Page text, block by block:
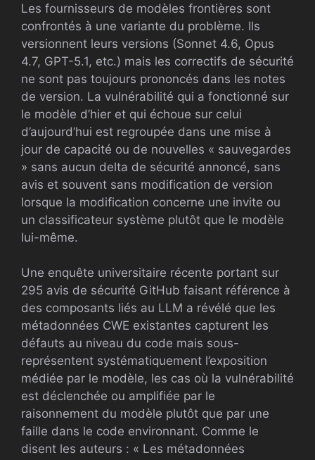
Les fournisseurs de modèles frontières sont
confrontés à une variante du problème. Ils
versionnent leurs versions (Sonnet 4.6, Opus
4.7, GPT-5.1, etc.) mais les correctifs de sécurité
ne sont pas toujours prononcés dans les notes
de version. La vulnérabilité qui a fonctionné sur
le modèle d’hier et qui échoue sur celui
d’aujourd’hui est regroupée dans une mise à
jour de capacité ou de nouvelles « sauvegardes
» sans aucun delta de sécurité annoncé, sans
avis et souvent sans modification de version
lorsque la modification concerne une invite ou
un classificateur système plutôt que le modèle
lui-même.
Une enquête universitaire récente portant sur
295 avis de sécurité GitHub faisant référence à
des composants liés au LLM a révélé que les
métadonnées CWE existantes capturent les
défauts au niveau du code mais sous-
représentent systématiquement l’exposition
médiée par le modèle, les cas où la vulnérabilité
est déclenchée ou amplifiée par le
raisonnement du modèle plutôt que par une
faille dans le code environnant. Comme le
disent les auteurs : « Les métadonnées